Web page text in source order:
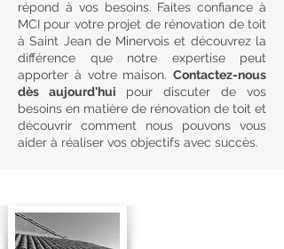
répond à vos besoins. Faites confiance à
MCI pour votre projet de rénovation de toit
à Saint Jean de Minervois et découvrez la
différence que notre expertise peut
apporter à votre maison. Contactez-nous
dès aujourd'hui pour discuter de vos
besoins en matière de rénovation de toit et
découvrir comment nous pouvons vous
aider à réaliser vos objectifs avec succès.